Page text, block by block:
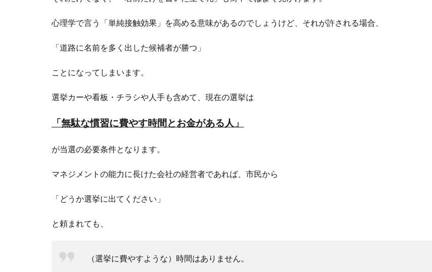
心理学で言う「単純接触効果」を高める意味があるのでしょうけど、それが許される場合、
「道路に名前を多く出した候補者が勝つ」
ことになってしまいます。
選挙カーや看板・チラシや人手も含めて、現在の選挙は
「無駄な慣習に費やす時間とお金がある人」
が当選の必要条件となります。
マネジメントの能力に長けた会社の経営者であれば、市民から
「どうか選挙に出てください」
と頼まれても、
（選挙に費やすような）時間はありません。